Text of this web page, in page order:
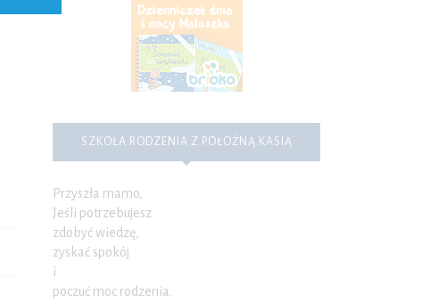
SZKOŁA RODZENIA Z POŁOŻNĄ KASIĄ
Przyszła mamo,
Jeśli potrzebujesz
zdobyć wiedzę,
zyskać spokój
i
poczuć moc rodzenia.